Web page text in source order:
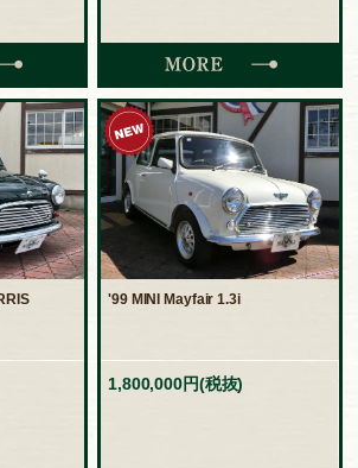
'99 MINI Mayfair 1.3i
1,800,000円(税抜)